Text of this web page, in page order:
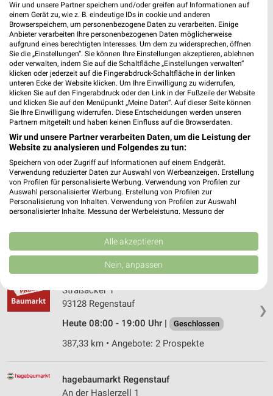
BayWa AG Energie Tankstelle Bruck i.d.OPf.
Bürgermeister-Berger-Str. 10
92436 Bruck i.d.OPf.
372,61 km
BayWa AG Agrar Obertraubling
Am Langwiesfeld 9
93083 Obertraubling
404,23 km
BayWa AG Technik Servicezentrum
Obertraubling
Bahnhofstr. 10
❯
Sonderpreis Baumarkt Regenstauf
Straßäcker 1
93128 Regenstauf
Heute 08:00 - 19:00 Uhr |
Geschlossen
387,33 km • Angebote: 2 Prospekte
hagebaumarkt Regenstauf
An der Haslerzell 1
Wir und unsere Partner speichern und/oder greifen auf Informationen auf
einem Gerät zu, wie z. B. eindeutige IDs in cookie und anderen
Browserspeichern, um personenbezogene Daten zu verarbeiten. Einige
Anbieter verarbeiten Ihre personenbezogenen Daten möglicherweise
aufgrund eines berechtigten Interesses. Um dem zu widersprechen, öffnen
Sie die „Einstellungen“. Sie können Ihre Einstellungen akzeptieren, ablehnen
oder verwalten, indem Sie auf die Schaltfläche „Einstellungen verwalten“
klicken oder jederzeit auf die Fingerabdruck-Schaltfläche in der linken
unteren Ecke der Website klicken. Um Ihre Einwilligung zu widerrufen,
klicken Sie auf den Fingerabdruck oder den Link in der Fußzeile der Website
und klicken Sie auf den Menüpunkt „Meine Daten“. Auf dieser Seite können
Sie Ihre Einwilligung widerrufen. Diese Entscheidungen werden unseren
Partnern mitgeteilt und haben keinen Einfluss auf die Browserdaten.
Wir und unsere Partner verarbeiten Daten, um die Leistung der
Website zu analysieren und Folgendes zu tun:
Speichern von oder Zugriff auf Informationen auf einem Endgerät.
Verwendung reduzierter Daten zur Auswahl von Werbeanzeigen. Erstellung
von Profilen für personalisierte Werbung. Verwendung von Profilen zur
Auswahl personalisierter Werbung. Erstellung von Profilen zur
Personalisierung von Inhalten. Verwendung von Profilen zur Auswahl
personalisierter Inhalte. Messung der Werbeleistung. Messung der
Kombinationen von Daten aus verschiedenen Quellen. Entwicklung und
Verbesserung der Angebote. Verwendung reduzierter Daten zur Auswahl
von Inhalten.
Daten können außerhalb der Europäischen Union weitergegeben und in die
USA gesendet werden.
Website/App.
Partnerliste anzeigen (1 IAB-Anbieter)
Wir nutzen Ihre Daten für folgende Zwecke:
IAB-Verarbeitungszwecke:
Alle akzeptieren
Nein, anpassen